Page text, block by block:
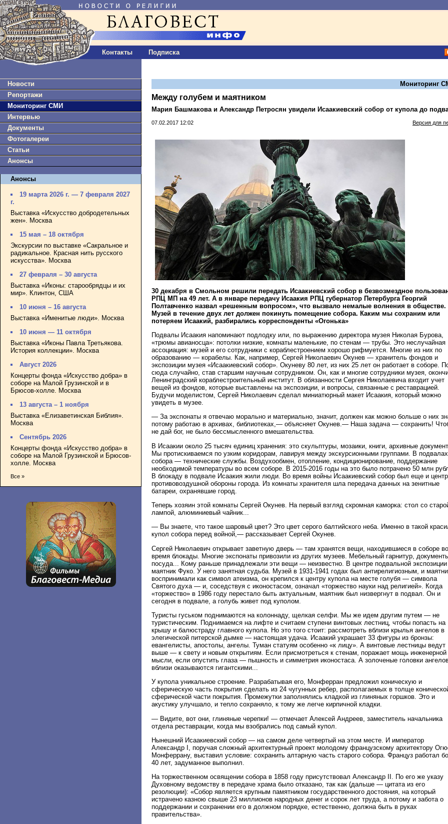
Контакты Подписка
Новости
Репортажи
Мониторинг СМИ
Интервью
Документы
Фотогалереи
Статьи
Анонсы
Анонсы
19 марта 2026 г. — 7 февраля 2027
г.
Выставка «Искусство добродетельных
жен». Москва
15 мая – 18 октября
Экскурсии по выставке «Сакральное и
радикальное. Красная нить русского
искусства». Москва
27 февраля – 30 августа
Выставка «Иконы: старообрядцы и их
мир». Клинтон, США
10 июня – 16 августа
Выставка «Именитые люди». Москва
10 июня — 11 октября
Выставка «Иконы Павла Третьякова.
История коллекции». Москва
Август 2026
Концерты фонда «Искусство добра» в
соборе на Малой Грузинской и в
Брюсов-холле. Москва
13 августа – 1 ноября
Выставка «Елизаветинская Библия».
Москва
Сентябрь 2026
Концерты фонда «Искусство добра» в
соборе на Малой Грузинской и Брюсов-
холле. Москва
Все »
Мониторинг
Между голубем и маятником
Мария Башмакова и Александр Петросян увидели Исаакиевский собор от купола до
07.02.2017 12:02 Версия для
30 декабря в Смольном решили передать Исаакиевский собор в безвозмездное
РПЦ МП на 49 лет. А в январе передачу Исаакия РПЦ губернатор Петербурга Георгий
Полтавченко назвал «решенным вопросом», что вызвало немалые волнения в обществе.
Музей в течение двух лет должен покинуть помещение собора. Каким мы сохраним или
потеряем Исаакий, разбирались корреспонденты «Огонька»
Подвалы Исаакия напоминают подлодку или, по выражению директора музея Николая Бурова,
«трюмы авианосца»: потолки низкие, комнаты маленькие, по стенам — трубы. Это неслучайная
ассоциация: музей и его сотрудники с кораблестроением хорошо рифмуется. Многие из них по
образованию — корабелы. Как, например, Сергей Николаевич Окунев — хранитель фондов и
экспозиции музея «Исаакиевский собор». Окуневу 80 лет, из них 25 лет он работает в соборе.
сюда случайно, став старшим научным сотрудником. Он, как и многие сотрудники музея,
Ленинградский кораблестроительный институт. В обязанности Сергея Николаевича входит учет
вещей из фондов, которые выставлены на экспозиции, и вопросы, связанные с реставрацией.
Будучи моделистом, Сергей Николаевич сделал миниатюрный макет Исаакия, который можно
увидеть в музее.
— За экспонаты я отвечаю морально и материально, значит, должен как можно больше о них
потому работаю в архивах, библиотеках,— объясняет Окунев.— Наша задача — сохранить!
не дай бог, не было бессмысленного вмешательства.
В Исаакии около 25 тысяч единиц хранения: это скульптуры, мозаики, книги, архивные
Мы протискиваемся по узким коридорам, лавируя между экскурсионными группами. В подвалах
собора — технические службы. Воздухообмен, отопление, кондиционирование, поддержание
необходимой температуры во всем соборе. В 2015-2016 годы на это было потрачено 50 млн
В блокаду в подвале Исаакия жили люди. Во время войны Исаакиевский собор был еще и
противовоздушной обороны города. Из комнаты хранителя шла передача данных на зенитные
батареи, охранявшие город.
Теперь хозяин этой комнаты Сергей Окунев. На первый взгляд скромная каморка: стол со
лампой, алюминиевый чайник...
— Вы знаете, что такое шаровый цвет? Это цвет серого балтийского неба. Именно в такой
купол собора перед войной,— рассказывает Сергей Окунев.
Сергей Николаевич открывает заветную дверь — там хранятся вещи, находившиеся в соборе во
время блокады. Многие экспонаты привозили из других музеев. Мебельный гарнитур,
посуда... Кому раньше принадлежали эти вещи — неизвестно. В центре подвальной
маятник Фуко. У него занятная судьба. Музей в 1931-1941 годах был антирелигиозным, и
воспринимали как символ атеизма, он крепился к центру купола на месте голубя — символа
Святого духа — и, соседствуя с иконостасом, означал «торжество науки над религией». Когда
«торжество» в 1986 году перестало быть актуальным, маятник был низвергнут в подвал. Он и
сегодня в подвале, а голубь живет под куполом.
Туристы гуськом поднимаются на колоннаду, щелкая селфи. Мы же идем другим путем — не
туристическим. Поднимаемся на лифте и считаем ступени винтовых лестниц, чтобы попасть на
крышу и балюстраду главного купола. Но это того стоит: рассмотреть вблизи крылья ангелов в
элегической питерской дымке — настоящая удача. Исаакий украшает 33 фигуры из бронзы:
евангелисты, апостолы, ангелы. Туман статуям особенно «к лицу». А винтовые лестницы ведут
выше — к свету и новым открытиям. Если присмотреться к стенам, поражает мощь инженерной
мысли, если опустить глаза — пышность и симметрия иконостаса. А золоченые головки
вблизи оказываются гигантскими...
У купола уникальное строение. Разрабатывая его, Монферран предложил коническую и
сферическую часть покрытия сделать из 24 чугунных ребер, располагаемых в толще
сферической части покрытия. Промежутки заполнялись кладкой из глиняных горшков. Это и
акустику улучшало, и тепло сохраняло, к тому же легче кирпичной кладки.
— Видите, вот они, глиняные черепки! — отмечает Алексей Андреев, заместитель начальника
отдела реставрации, когда мы взобрались под самый купол.
Нынешний Исаакиевский собор — на самом деле четвертый на этом месте. И император
Александр I, поручая сложный архитектурный проект молодому французскому архитектору
Монферрану, выставил условие: сохранить алтарную часть старого собора. Француз работал
40 лет, задуманное выполнил.
На торжественном освящении собора в 1858 году присутствовал Александр II. По его же указу
Духовному ведомству в передаче храма было отказано, так как (дальше — цитата из его
резолюции): «Собор является крупным памятником государственного достояния, на который
истрачено казною свыше 23 миллионов народных денег и сорок лет труда, а потому и забота о
поддержании и сохранении его в должном порядке, естественно, должна быть в руках
правительства».